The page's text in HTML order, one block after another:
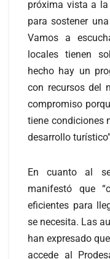
próxima vista a
para sostener
Vamos a
locales tienen
hecho hay un
con recursos del
compromiso
tiene condiciones
desarrollo
En cuanto al
manifestó que
eficientes para
se necesita. Las
han expresado
accede al